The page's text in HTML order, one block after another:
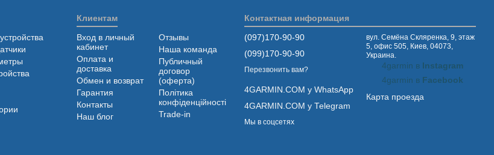
Клиентам
Вход в личный
кабинет
Оплата и
доставка
Обмен и возврат
Гарантия
Контакты
Наш блог
Отзывы
Наша команда
Публичный
договор
(оферта)
Політика
конфіденційності
Trade-in
Контактная информация
(097)170-90-90
(099)170-90-90
Перезвонить вам?
4GARMIN.COM у WhatsApp
4GARMIN.COM у Telegram
вул. Семёна Скляренка, 9, этаж
5, офис 505, Киев, 04073,
Украина.
4garmin в Instagram
4garmin в Facebook
Карта проезда
Мы в соцсетях